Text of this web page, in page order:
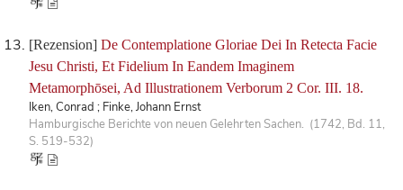
[Rezension] De Contemplatione Gloriae Dei In Retecta Facie
Jesu Christi, Et Fidelium In Eandem Imaginem
Metamorphōsei, Ad Illustrationem Verborum 2 Cor. III. 18.
Iken, Conrad ; Finke, Johann Ernst
Hamburgische Berichte von neuen Gelehrten Sachen. (1742, Bd. 11,
S. 519-532)